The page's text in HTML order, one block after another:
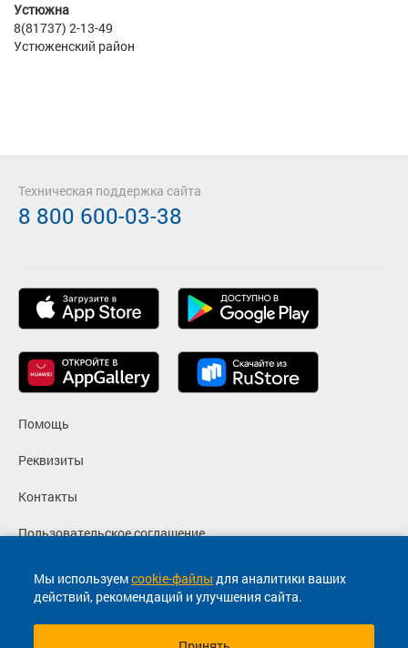
Устюжна
8(81737) 2-13-49
Устюженский район
Мы используемcookie-файлы для аналитики ваших
действий, рекомендаций и улучшения сайта.
Помощь
Реквизиты
Контакты
Пользовательское соглашение
Политика конфиденциальности
Согласие на маркетинговые сообщения
Техническая поддержка сайта
8 800 600-03-38